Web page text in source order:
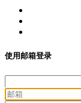
使用邮箱登录